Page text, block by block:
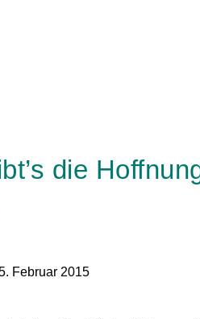
die
Februar 2015